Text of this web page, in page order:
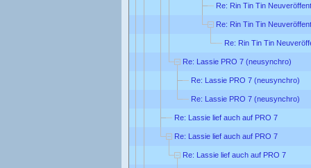
Re: Rin Tin Tin
Re: Rin Tin Tin
Re: Rin Tin Tin
Re: Lassie PRO 7 (neusynchro)
Re: Lassie PRO 7 (neusynchro)
Re: Lassie PRO 7 (neusynchro)
Re: Lassie lief auch auf PRO 7
Re: Lassie lief auch auf PRO 7
Re: Lassie lief auch auf PRO 7